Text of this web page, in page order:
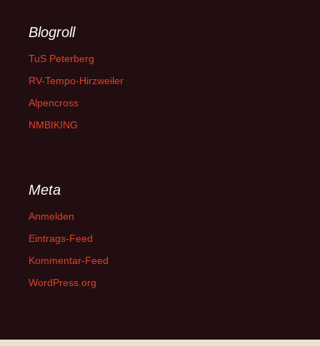
Blogroll
TuS Peterberg
RV-Tempo-Hirzweiler
Alpencross
NMBIKING
Meta
Anmelden
Eintrags-Feed
Kommentar-Feed
WordPress.org